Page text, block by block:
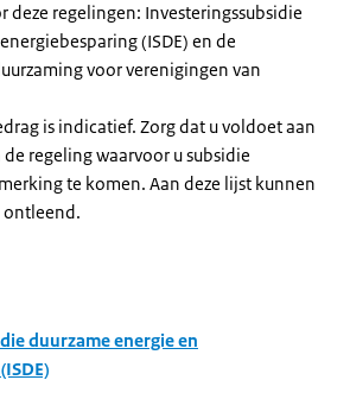
deze regelingen: Investeringssubsidie
(ISDE) en de
voor verenigingen van
is indicatief. Zorg dat u voldoet aan
regeling waarvoor u subsidie
te komen. Aan deze lijst kunnen
ontleend.
duurzame energie en